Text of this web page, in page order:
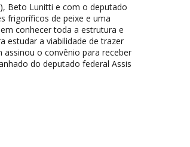
Beto Lunitti e com o deputado
frigoríficos de peixe e uma
conhecer toda a estrutura e
estudar a viabilidade de trazer
o convênio para receber
do deputado federal Assis